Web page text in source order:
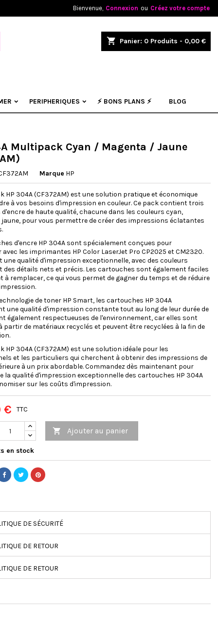
Bienvenue, Connexion ou Créez votre compte
shopping_cart Panier: 0 Produits - 0,00 €
PERIPHERIQUES ⚡ BONS PLANS ⚡ BLOG
Multipack Cyan / Magenta / Jaune
Marque HP
HP 304A (CF372AM) est une solution pratique et économique
à vos besoins d'impression en couleur. Ce pack contient trois
de haute qualité, chacune dans les couleurs cyan,
pour vous permettre de créer des impressions éclatantes
d'encre HP 304A sont spécialement conçues pour
les imprimantes HP Color LaserJet Pro CP2025 et CM2320.
une qualité d'impression exceptionnelle, avec des couleurs
des détails nets et précis. Les cartouches sont également faciles
à remplacer, ce qui vous permet de gagner du temps et de réduire
de toner HP Smart, les cartouches HP 304A
une qualité d'impression constante tout au long de leur durée de
également respectueuses de l'environnement, car elles sont
partir de matériaux recyclés et peuvent être recyclées à la fin de
HP 304A (CF372AM) est une solution idéale pour les
et les particuliers qui cherchent à obtenir des impressions de
à un prix abordable. Commandez dès maintenant pour
la qualité d'impression exceptionnelle des cartouches HP 304A
sur les coûts d'impression.
€ TTC
 Ajouter au panier
en stock
DE SÉCURITÉ
DE RETOUR
DE RETOUR